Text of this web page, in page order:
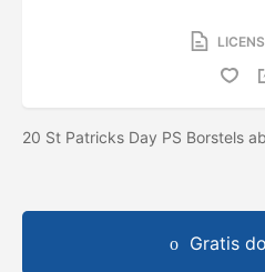
20 St Patricks Day PS Borstels
Gratis